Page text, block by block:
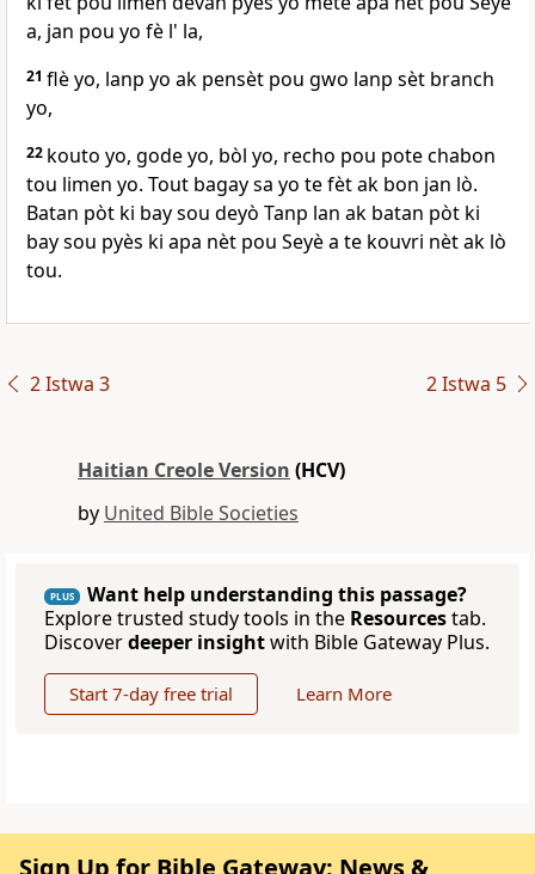
a, jan pou yo fè l' la,
21 flè yo, lanp yo ak pensèt pou gwo lanp sèt branch
yo,
22 kouto yo, gode yo, bòl yo, recho pou pote chabon
tou limen yo. Tout bagay sa yo te fèt ak bon jan lò.
Batan pòt ki bay sou deyò Tanp lan ak batan pòt ki
bay sou pyès ki apa nèt pou Seyè a te kouvri nèt ak lò
tou.
2 Istwa 3 2 Istwa 5
Haitian Creole Version (HCV)
by United Bible Societies
PLUS
Want help understanding this passage?
Explore trusted study tools in the Resourcestab.
Discoverdeeper insightwith Bible Gateway Plus.
Start 7-day free trial Learn More
Sign Up for Bible Gateway: News &